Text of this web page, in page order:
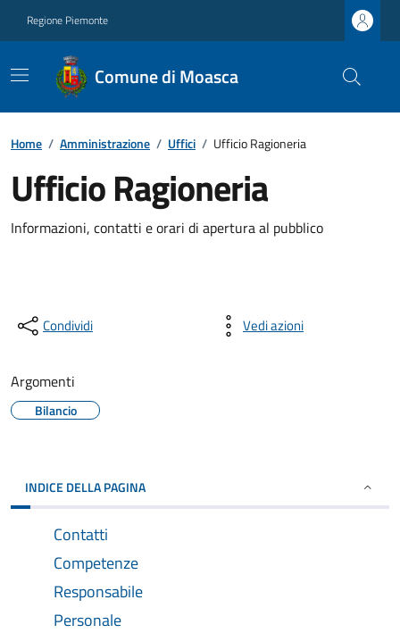
Regione Piemonte
Comune di Moasca
Home / Amministrazione / Uffici / Ufficio Ragioneria
Ufficio Ragioneria
Informazioni, contatti e orari di apertura al pubblico
Condividi Vedi azioni
Argomenti
Bilancio
INDICE DELLA PAGINA
Contatti
Competenze
Responsabile
Personale